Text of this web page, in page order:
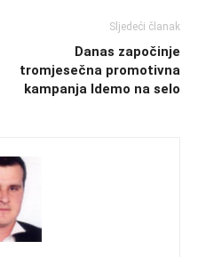
Sljedeći članak
Danas započinje
tromjesečna promotivna
kampanja Idemo na selo